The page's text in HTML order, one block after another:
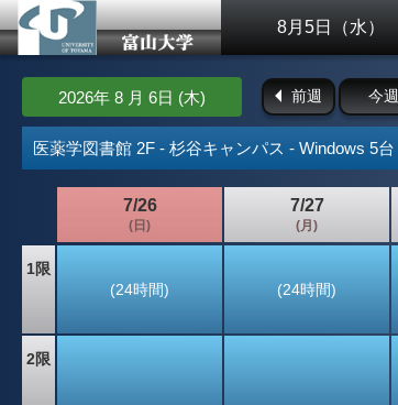
8月5日（水）
2026年 8 月 6日 (木) 前週 今週
医薬学図書館 2F - 杉谷キャンパス - Windows 5台
7/26
(日)
7/27
(月)
1限
2限
(24時間) (24時間)